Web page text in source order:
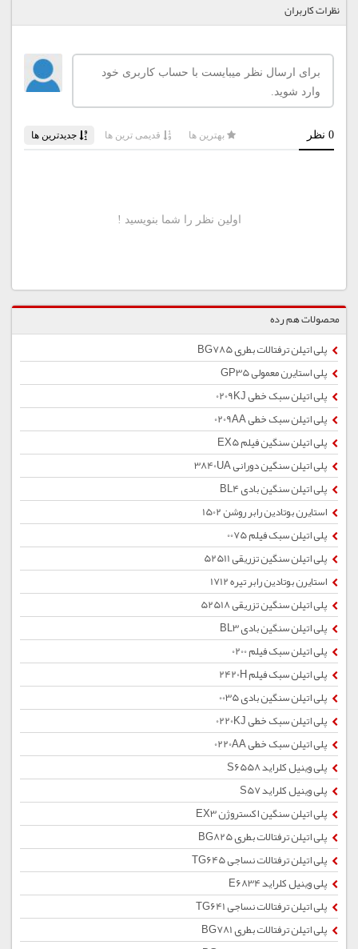
نظرات کاربران
محصولات هم رده
پلی اتیلن ترفتالات بطری BG785
پلی استایرن معمولی GP35
پلی اتیلن سبک خطی 0209KJ
پلی اتیلن سبک خطی 0209AA
پلی اتیلن سنگین فیلم EX5
پلی اتیلن سنگین دورانی 3840UA
پلی اتیلن سنگین بادی BL4
استایرن بوتادین رابر روشن 1502
پلی اتیلن سبک فیلم 0075
پلی اتیلن سنگین تزریقی 52511
استایرن بوتادین رابر تیره 1712
پلی اتیلن سنگین تزریقی 52518
پلی اتیلن سنگین بادی BL3
پلی اتیلن سبک فیلم 0200
پلی اتیلن سبک فیلم 2420H
پلی اتیلن سنگین بادی 0035
پلی اتیلن سبک خطی 0220KJ
پلی اتیلن سبک خطی 0220AA
پلی وینیل کلراید S6558
پلی وینیل کلراید S57
پلی اتیلن سنگین اکستروژن EX3
پلی اتیلن ترفتالات بطری BG825
پلی اتیلن ترفتالات نساجی TG645
پلی وینیل کلراید E6834
پلی اتیلن ترفتالات نساجی TG641
پلی اتیلن ترفتالات بطری BG781